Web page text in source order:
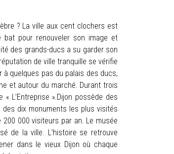
? La ville aux cent clochers est
pour renouveler son image et
des grands-ducs a su garder son
de ville tranquille se vérifie
quelques pas du palais des ducs,
et autour du marché. Durant trois
L’Entreprise ».Dijon possède des
dix monuments les plus visités
200 000 visiteurs par an. Le musée
de la ville. L’histoire se retrouve
dans le vieux Dijon où chaque